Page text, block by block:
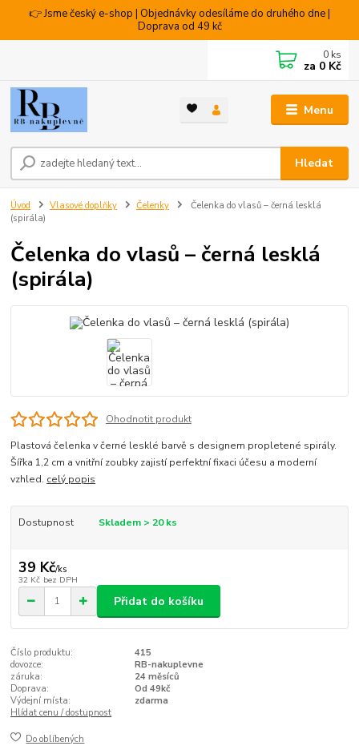
👉 Jsme český e-shop | Objednávky odesíláme do druhého dne |
Doprava od 49 kč
Menu
Hledat
0 ks
za 0 Kč
Úvod Vlasové doplňky Čelenky
Čelenka do vlasů – černá lesklá
(spirála)
Čelenka do vlasů – černá lesklá
(spirála)
Ohodnotit produkt
Plastová čelenka v černé lesklé barvě s designem propletené spirály.
Šířka 1,2 cm a vnitřní zoubky zajistí perfektní fixaci účesu a moderní
vzhled. celý popis
Dostupnost Skladem > 20 ks
39 Kč/ks
32 Kč bez DPH
Přidat do košíku
Číslo produktu:
415
dovozce:
RB-nakuplevne
záruka:
24 měsíců
Doprava:
Od 49kč
Výdejní místa:
zdarma
Hlídat cenu / dostupnost
Do oblíbených